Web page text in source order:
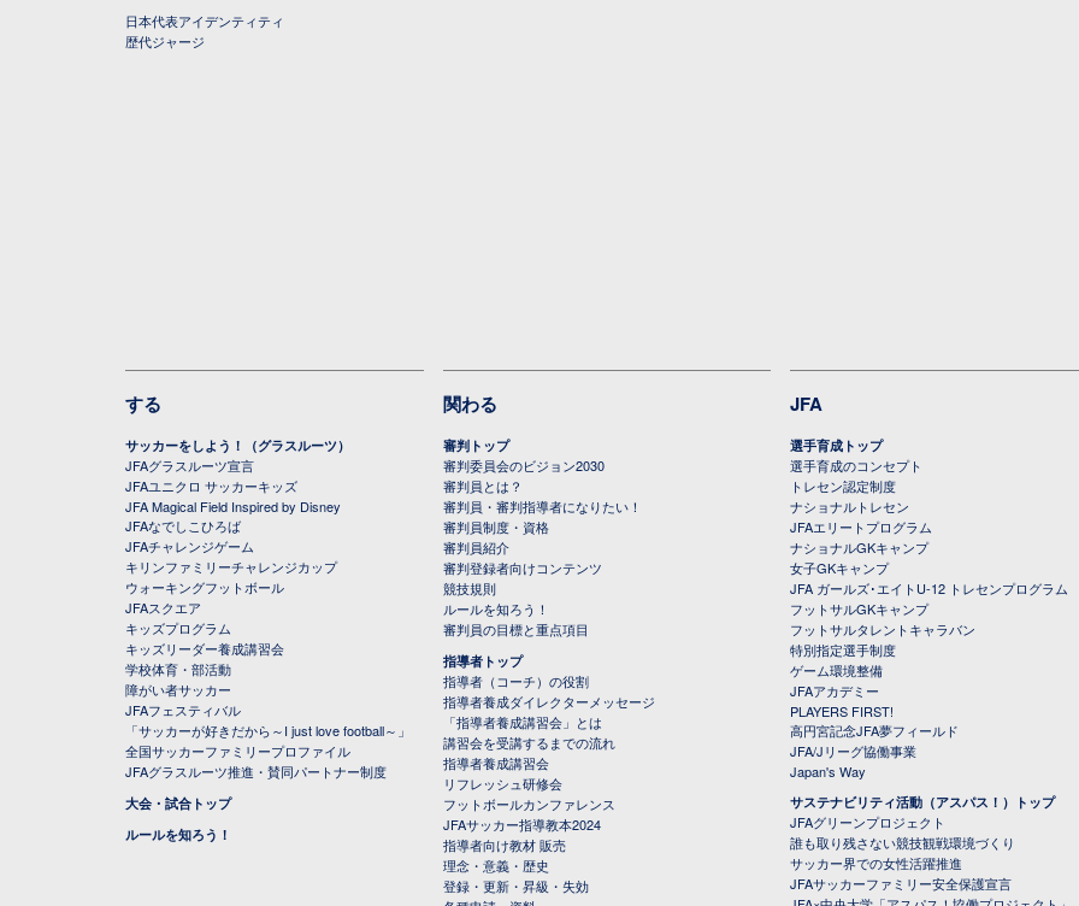
日本代表アイデンティティ
歴代ジャージ
する
サッカーをしよう！（グラスルーツ）
JFAグラスルーツ宣言
JFAユニクロ サッカーキッズ
JFA Magical Field Inspired by Disney
JFAなでしこひろば
JFAチャレンジゲーム
キリンファミリーチャレンジカップ
ウォーキングフットボール
JFAスクエア
キッズプログラム
キッズリーダー養成講習会
学校体育・部活動
障がい者サッカー
JFAフェスティバル
「サッカーが好きだから～I just love football～」
全国サッカーファミリープロファイル
JFAグラスルーツ推進・賛同パートナー制度
大会・試合トップ
ルールを知ろう！
関わる
審判トップ
審判委員会のビジョン2030
審判員とは？
審判員・審判指導者になりたい！
審判員制度・資格
審判員紹介
審判登録者向けコンテンツ
競技規則
ルールを知ろう！
審判員の目標と重点項目
指導者トップ
指導者（コーチ）の役割
指導者養成ダイレクターメッセージ
「指導者養成講習会」とは
講習会を受講するまでの流れ
指導者養成講習会
リフレッシュ研修会
フットボールカンファレンス
JFAサッカー指導教本2024
指導者向け教材 販売
理念・意義・歴史
登録・更新・昇級・失効
JFA
選手育成トップ
選手育成のコンセプト
トレセン認定制度
ナショナルトレセン
JFAエリートプログラム
ナショナルGKキャンプ
女子GKキャンプ
JFA ガールズ･エイトU-12 トレセンプログラム
フットサルGKキャンプ
フットサルタレントキャラバン
特別指定選手制度
ゲーム環境整備
JFAアカデミー
PLAYERS FIRST!
高円宮記念JFA夢フィールド
JFA/Jリーグ協働事業
Japan's Way
サステナビリティ活動（アスパス！）トップ
JFAグリーンプロジェクト
誰も取り残さない競技観戦環境づくり
サッカー界での女性活躍推進
JFAサッカーファミリー安全保護宣言